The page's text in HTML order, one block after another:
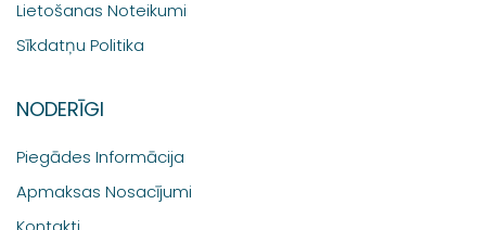
Lietošanas Noteikumi
Sīkdatņu Politika
NODERĪGI
Piegādes Informācija
Apmaksas Nosacījumi